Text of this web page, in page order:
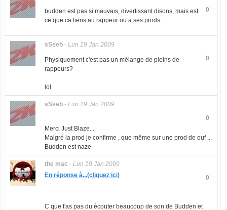
0
budden est pas si mauvais, divertissant disons, mais est
ce que ca tiens au rappeur ou a ses prods....
sSseb- Lun 19 Jan 2009
0
Physiquement c'est pas un mélange de pleins de
rappeurs?
lol
sSseb- Lun 19 Jan 2009
0
Merci Just Blaze...
Malgré la prod je confirme , que même sur une prod de ouf ...
Budden est naze
the mac - Lun 19 Jan 2009
0
En réponse à...(cliquez ici)
C que t'as pas du écouter beaucoup de son de Budden et